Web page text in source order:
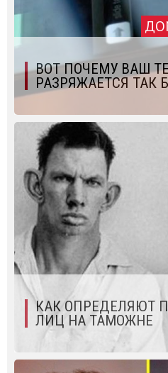
ВОТ ПОЧЕМУ ВАШ
РАЗРЯЖАЕТСЯ ТАК
КАК ОПРЕДЕЛЯЮТ
ЛИЦ НА ТАМОЖНЕ